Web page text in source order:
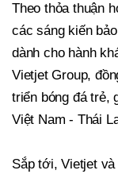
Theo thỏa thuận
các sáng kiến
dành cho hành
Vietjet Group,
triển bóng đá trẻ,
Việt Nam - Thái
Sắp tới, Vietjet